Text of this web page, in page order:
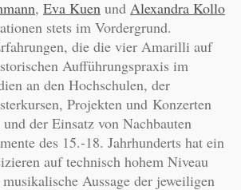
, Eva Kuen und Alexandra Kollo
stets im Vordergrund.
die die vier Amarilli auf
Aufführungspraxis im
an den Hochschulen, der
Projekten und Konzerten
der Einsatz von Nachbauten
des 15.-18. Jahrhunderts hat ein
auf technisch hohem Niveau
Aussage der jeweiligen